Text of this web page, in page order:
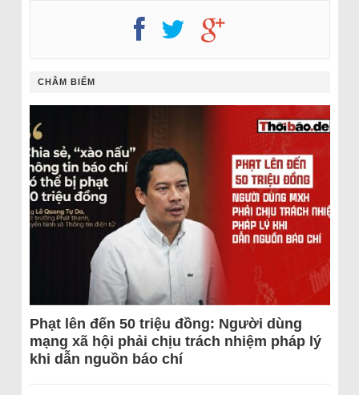
CHÂM BIẾM
Phạt lên đến 50 triệu đồng: Người dùng
mạng xã hội phải chịu trách nhiệm pháp lý
khi dẫn nguồn báo chí